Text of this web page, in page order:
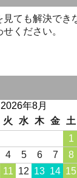
見ても解決でき
ください。
2026年8月
火 水 木 金
土
1
4 5 6 7
8
11 12 13 14 15